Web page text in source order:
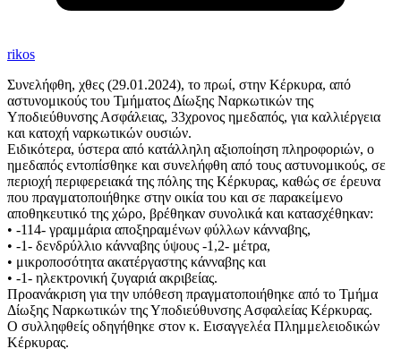
rikos
Συνελήφθη, χθες (29.01.2024), το πρωί, στην Κέρκυρα, από
αστυνομικούς του Τμήματος Δίωξης Ναρκωτικών της
Υποδιεύθυνσης Ασφάλειας, 33χρονος ημεδαπός, για καλλιέργεια
και κατοχή ναρκωτικών ουσιών.
Ειδικότερα, ύστερα από κατάλληλη αξιοποίηση πληροφοριών, ο
ημεδαπός εντοπίσθηκε και συνελήφθη από τους αστυνομικούς, σε
περιοχή περιφερειακά της πόλης της Κέρκυρας, καθώς σε έρευνα
που πραγματοποιήθηκε στην οικία του και σε παρακείμενο
αποθηκευτικό της χώρο, βρέθηκαν συνολικά και κατασχέθηκαν:
• -114- γραμμάρια αποξηραμένων φύλλων κάνναβης,
• -1- δενδρύλλιο κάνναβης ύψους -1,2- μέτρα,
• μικροποσότητα ακατέργαστης κάνναβης και
• -1- ηλεκτρονική ζυγαριά ακριβείας.
Προανάκριση για την υπόθεση πραγματοποιήθηκε από το Τμήμα
Δίωξης Ναρκωτικών της Υποδιεύθυνσης Ασφαλείας Κέρκυρας.
Ο συλληφθείς οδηγήθηκε στον κ. Εισαγγελέα Πλημμελειοδικών
Κέρκυρας.